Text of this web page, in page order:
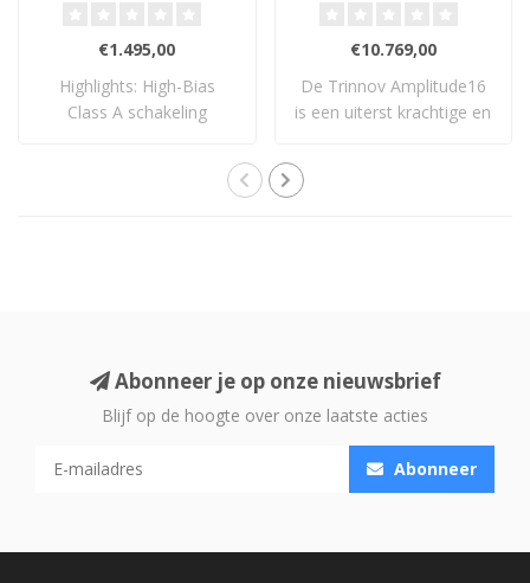
€1.495,00
Highlights: High-Bias
Class A schakeling
€10.769,00
De Trinnov Amplitude16
is een uiterst krachtige en
Abonneer je op onze nieuwsbrief
Blijf op de hoogte over onze laatste acties
Abonneer